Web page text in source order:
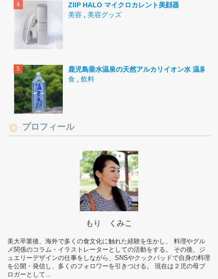
ZIIP HALO マイクロカレント美顔器
美容
美容グッズ
鹿児島垂水温泉の天然アルカリイオン水 温泉水
食
飲料
プロフィール
もり くみこ
美大卒業後、海外で多くの食文化に触れた経験を生かし、 料理やグル
メ関係のコラム・イラストレーターとしての活動をする。 その後、ジ
ュエリーデザインの仕事をしながら、SNSやクックパッドで自身の料理
を公開・発信し、多くのフォロワーを引きつける。 現在は２児の母ブ
ロガーとして...